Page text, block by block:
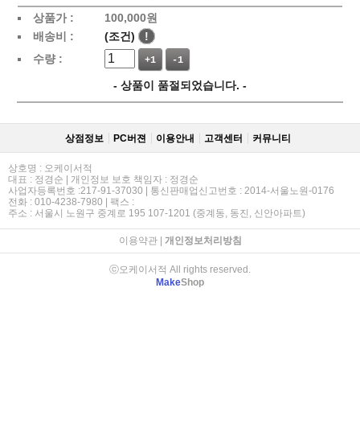
상품가 : 100,000원
배송비 :
(조건)
!
수량 :
+1 -1
- 상품이 품절되었습니다. -
상점정보 PC버젼 이용안내 고객센터 커뮤니티
상호명 : 오케이서적
대표 : 정경순 | 개인정보 보호 책임자 : 정경순
사업자등록번호 :217-91-37030 | 통신판매업신고번호 : 2014-서울노원-0176
전화 : 010-4238-7980 | 팩스 :
주소 : 서울시 노원구 중계로 195 107-1201 (중계동, 동진, 신안아파트)
이용약관| 개인정보처리방침
ⓒ오케이서적 All rights reserved.
MakeShop